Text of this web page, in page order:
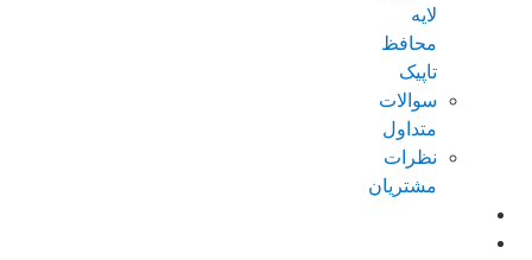
لایه
محافظ
تاپیک
سوالات
متداول
نظرات
مشتریان